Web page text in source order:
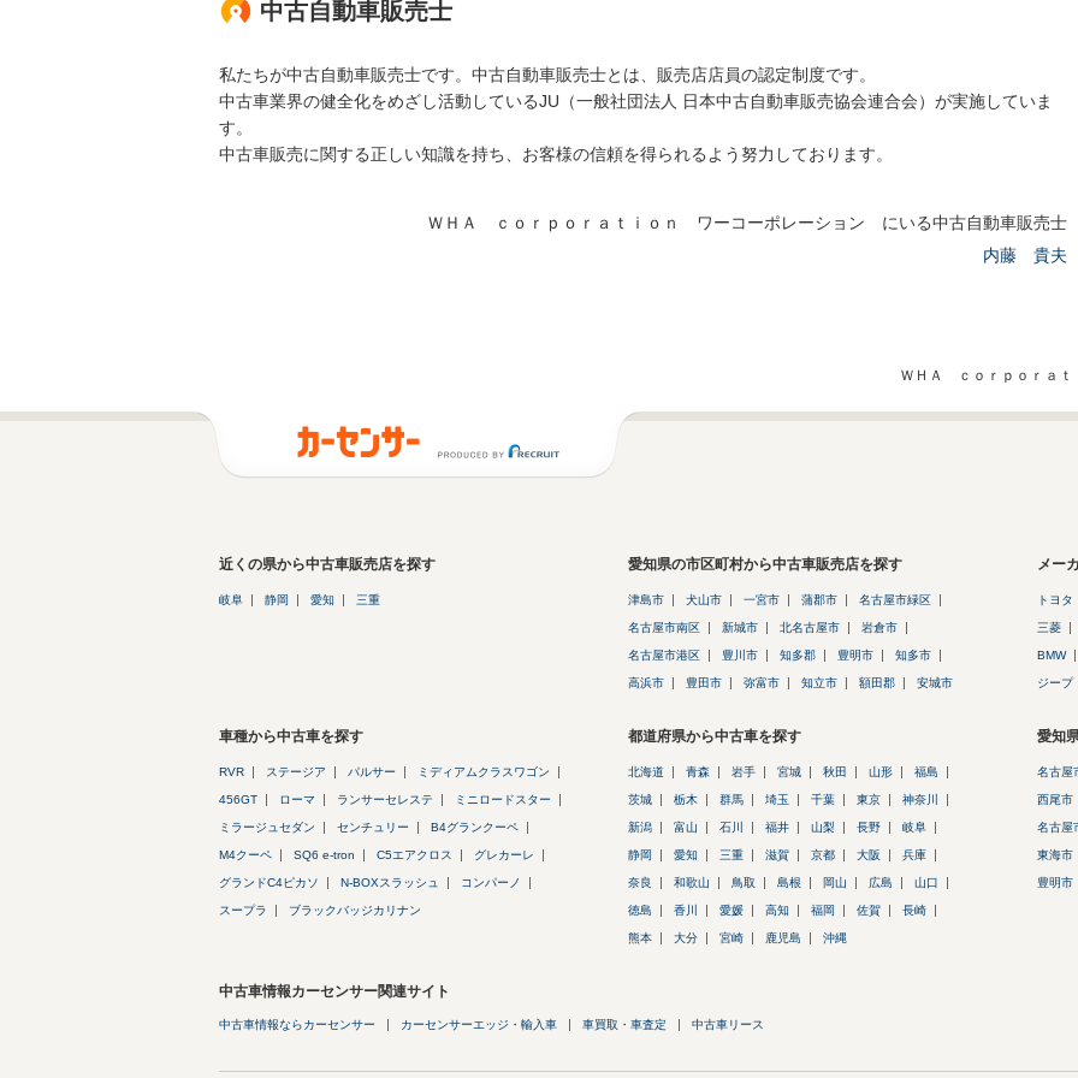
中古自動車販売士
私たちが中古自動車販売士です。中古自動車販売士とは、販売店店員の認定制度です。
中古車業界の健全化をめざし活動しているJU（一般社団法人 日本中古自動車販売協会連合会）が実施していま
す。
中古車販売に関する正しい知識を持ち、お客様の信頼を得られるよう努力しております。
ＷＨＡ ｃｏｒｐｏｒａｔｉｏｎ ワーコーポレーション にいる中古自動車販売士
内藤 貴夫
ＷＨＡ ｃｏｒｐｏｒａｔ
近くの県から中古車販売店を探す
岐阜 静岡 愛知 三重
愛知県の市区町村から中古車販売店を探す
津島市 犬山市 一宮市 蒲郡市 名古屋市緑区
名古屋市南区 新城市 北名古屋市 岩倉市
名古屋市港区 豊川市 知多郡 豊明市 知多市
高浜市 豊田市 弥富市 知立市 額田郡 安城市
メー
トヨタ
三菱
BMW
ジープ
車種から中古車を探す
RVR ステージア パルサー ミディアムクラスワゴン
456GT ローマ ランサーセレステ ミニロードスター
ミラージュセダン センチュリー B4グランクーペ
M4クーペ SQ6 e-tron C5エアクロス グレカーレ
グランドC4ピカソ N-BOXスラッシュ コンパーノ
スープラ ブラックバッジカリナン
都道府県から中古車を探す
北海道 青森 岩手 宮城 秋田 山形 福島
茨城 栃木 群馬 埼玉 千葉 東京 神奈川
新潟 富山 石川 福井 山梨 長野 岐阜
静岡 愛知 三重 滋賀 京都 大阪 兵庫
奈良 和歌山 鳥取 島根 岡山 広島 山口
徳島 香川 愛媛 高知 福岡 佐賀 長崎
熊本 大分 宮崎 鹿児島 沖縄
愛知
名古屋
西尾市
名古屋
東海市
豊明市
中古車情報カーセンサー関連サイト
中古車情報ならカーセンサー カーセンサーエッジ・輸入車 車買取・車査定 中古車リース